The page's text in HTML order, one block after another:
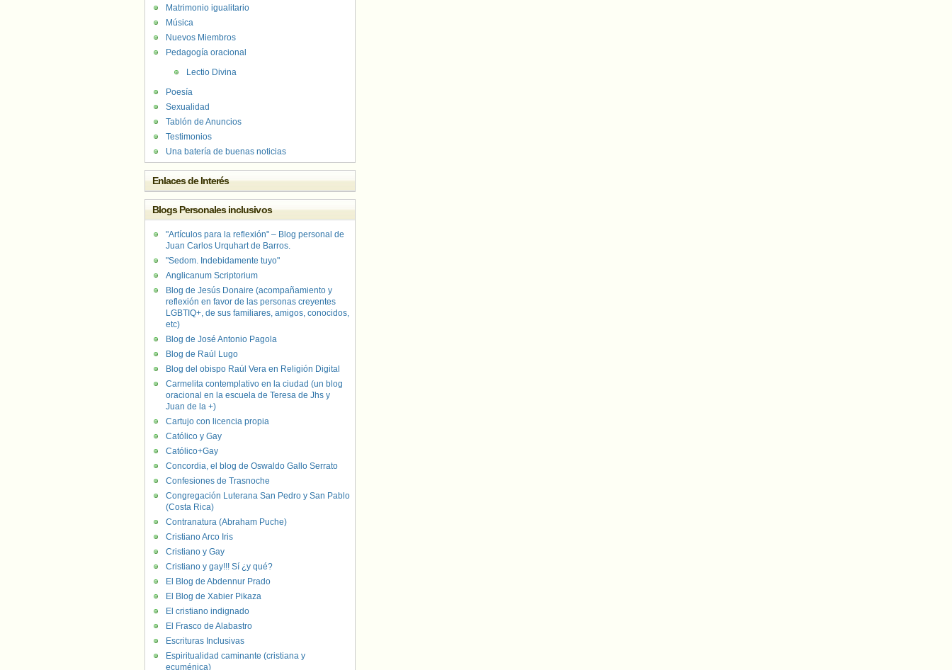
Matrimonio igualitario
Música
Nuevos Miembros
Pedagogía oracional
Lectio Divina
Poesía
Sexualidad
Tablón de Anuncios
Testimonios
Una batería de buenas noticias
Enlaces de Interés
Blogs Personales inclusivos
"Artículos para la reflexión" – Blog personal de
Juan Carlos Urquhart de Barros.
"Sedom. Indebidamente tuyo"
Anglicanum Scriptorium
Blog de Jesús Donaire (acompañamiento y
reflexión en favor de las personas creyentes
LGBTIQ+, de sus familiares, amigos, conocidos,
etc)
Blog de José Antonio Pagola
Blog de Raúl Lugo
Blog del obispo Raúl Vera en Religión Digital
Carmelita contemplativo en la ciudad (un blog
oracional en la escuela de Teresa de Jhs y
Juan de la +)
Cartujo con licencia propia
Católico y Gay
Católico+Gay
Concordia, el blog de Oswaldo Gallo Serrato
Confesiones de Trasnoche
Congregación Luterana San Pedro y San Pablo
(Costa Rica)
Contranatura (Abraham Puche)
Cristiano Arco Iris
Cristiano y Gay
Cristiano y gay!!! Sí ¿y qué?
El Blog de Abdennur Prado
El Blog de Xabier Pikaza
El cristiano indignado
El Frasco de Alabastro
Escrituras Inclusivas
Espiritualidad caminante (cristiana y
ecuménica)